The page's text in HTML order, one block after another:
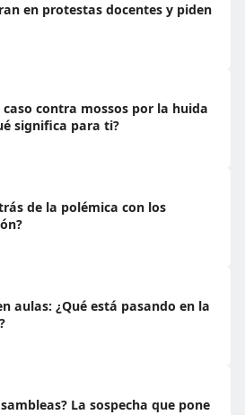
en protestas docentes y piden
caso contra mossos por la huida
significa para ti?
de la polémica con los
aulas: ¿Qué está pasando en la
La sospecha que pone